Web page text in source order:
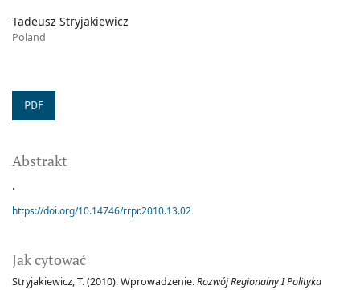
Tadeusz Stryjakiewicz
Poland
PDF
Jak cytować
Stryjakiewicz, T. (2010). Wprowadzenie.Rozwój Regionalny I Polityka
Abstrakt
.
https://doi.org/10.14746/rrpr.2010.13.02